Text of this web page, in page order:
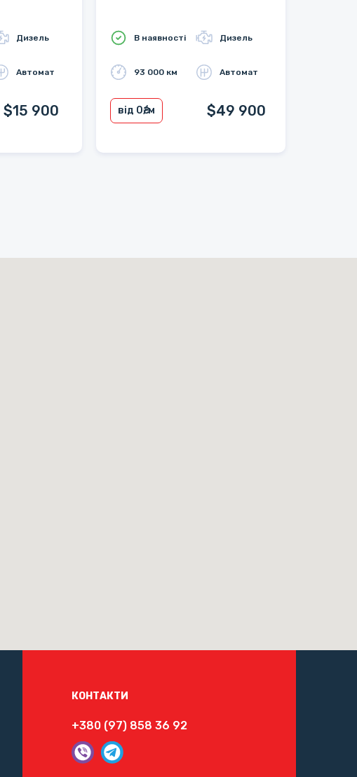
Дизель
Автомат
$15 900
В наявності Дизель
93 000 км Автомат
від 0₴/м $49 900
КОНТАКТИ
+380 (97) 858 36 92